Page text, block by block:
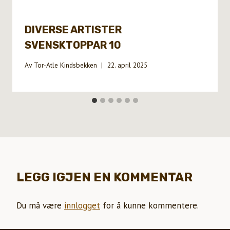
DIVERSE ARTISTER
SVENSKTOPPAR 10
Av Tor-Atle Kindsbekken 22. april 2025
LEGG IGJEN EN KOMMENTAR
Du må være innlogget for å kunne kommentere.